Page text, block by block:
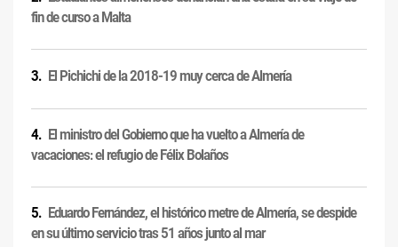
fin de curso a Malta
El Pichichi de la 2018-19 muy cerca de Almería
El ministro del Gobierno que ha vuelto a Almería de
vacaciones: el refugio de Félix Bolaños
Eduardo Fernández, el histórico metre de Almería, se despide
en su último servicio tras 51 años junto al mar